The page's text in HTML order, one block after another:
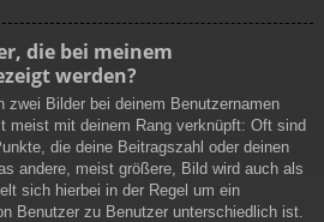
die bei meinem
werden?
zwei Bilder bei deinem Benutzernamen
meist mit deinem Rang verknüpft: Oft sind
die deine Beitragszahl oder deinen
andere, meist größere, Bild wird auch als
sich hierbei in der Regel um ein
Benutzer zu Benutzer unterschiedlich ist.